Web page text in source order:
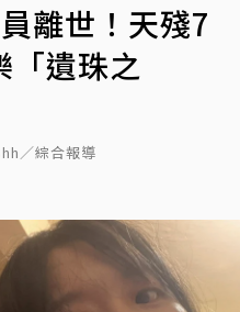
離世！天殘7
「遺珠之
／綜合報導